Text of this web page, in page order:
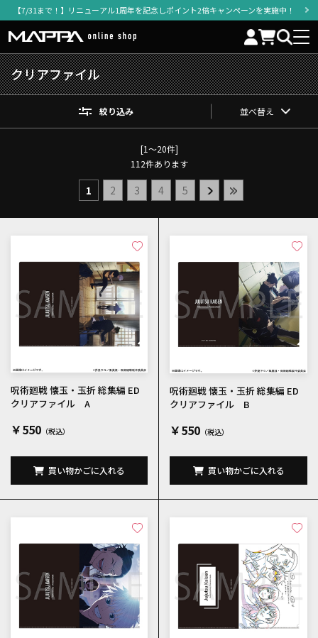
【7/31まで！】リニューアル1周年を記念しポイント2倍キャンペーンを実施中！
クリアファイル
絞り込み 並べ替え
[1～20件]
112件あります
1 2 3 4 5
呪術廻戦 懐玉・玉折 総集編 ED
クリアファイル A
￥550
買い物かごに入れる
呪術廻戦 懐玉・玉折 総集編 ED
クリアファイル B
￥550
買い物かごに入れる